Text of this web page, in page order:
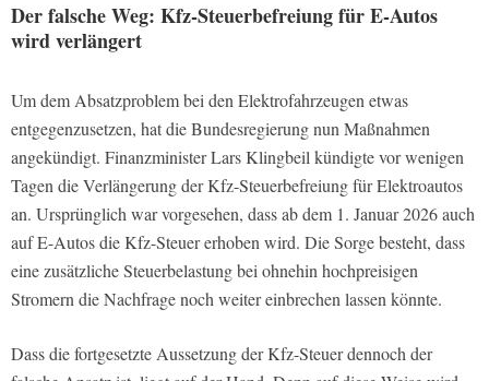
Der falsche Weg: Kfz-Steuerbefreiung für E-Autos
wird verlängert
Um dem Absatzproblem bei den Elektrofahrzeugen etwas
entgegenzusetzen, hat die Bundesregierung nun Maßnahmen
angekündigt. Finanzminister Lars Klingbeil kündigte vor wenigen
Tagen die Verlängerung der Kfz-Steuerbefreiung für Elektroautos
an. Ursprünglich war vorgesehen, dass ab dem 1. Januar 2026 auch
auf E-Autos die Kfz-Steuer erhoben wird. Die Sorge besteht, dass
eine zusätzliche Steuerbelastung bei ohnehin hochpreisigen
Stromern die Nachfrage noch weiter einbrechen lassen könnte.
Dass die fortgesetzte Aussetzung der Kfz-Steuer dennoch der